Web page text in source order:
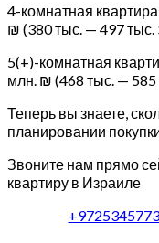
4-комнатная
₪ (380 тыс. — 497 тыс.
5(+)-комнатная
млн. ₪ (468 тыс. — 585
Теперь вы знаете,
планировании
Звоните нам прямо
квартиру в Израиле